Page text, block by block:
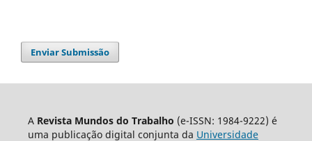
Enviar Submissão
A Revista Mundos do Trabalho (e-ISSN: 1984-9222) é
uma publicação digital conjunta da Universidade